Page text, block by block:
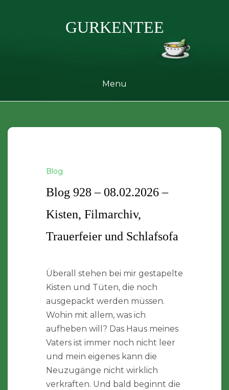
GURKENTEE
Menu
Blog
Blog 928 – 08.02.2026 –
Kisten, Filmarchiv,
Trauerfeier und Schlafsofa
Überall stehen bei mir gestapelte
Kisten und Tüten, die noch
ausgepackt werden müssen.
Wohin mit allem, was ich
aufheben will? Das Haus meines
Vaters ist immer noch nicht leer
und mein eigenes kann die
Neuzugänge nicht wirklich
verkraften. Und bald beginnt die